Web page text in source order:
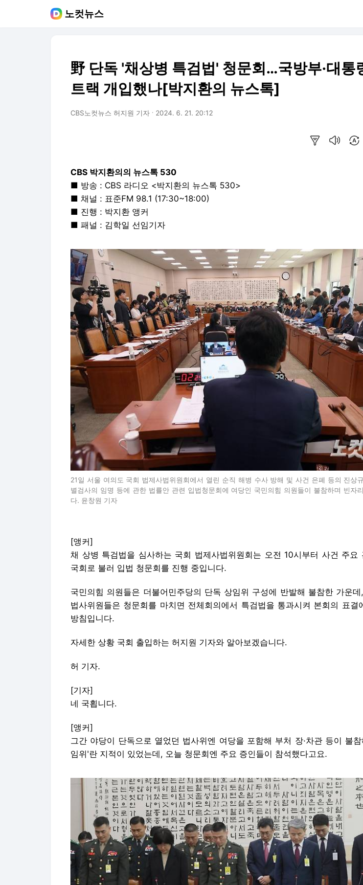
노컷뉴스
野 단독 '채상병 특검법' 청문회…국방부·대통
트랙 개입했나[박지환의 뉴스톡]
CBS노컷뉴스 허지원 기자 2024. 6. 21. 20:12
CBS 박지환의의 뉴스톡 530
■ 방송 : CBS 라디오 <박지환의 뉴스톡 530>
■ 채널 : 표준FM 98.1 (17:30~18:00)
■ 진행 : 박지환 앵커
■ 패널 : 김학일 선임기자
21일 서울 여의도 국회 법제사법위원회에서 열린 순직 해병 수사 방해 및 사건 은폐 등의 진상
별검사의 임명 등에 관한 법률안 관련 입법청문회에 여당인 국민의힘 의원들이 불참하며 빈자
다. 윤창원 기자
[앵커]
채 상병 특검법을 심사하는 국회 법제사법위원회는 오전 10시부터 사건 주요
국회로 불러 입법 청문회를 진행 중입니다.
국민의힘 의원들은 더불어민주당의 단독 상임위 구성에 반발해 불참한 가운
법사위원들은 청문회를 마치면 전체회의에서 특검법을 통과시켜 본회의 표결
방침입니다.
자세한 상황 국회 출입하는 허지원 기자와 알아보겠습니다.
허 기자.
[기자]
네 국횝니다.
[앵커]
그간 야당이 단독으로 열었던 법사위엔 여당을 포함해 부처 장·차관 등이 불
임위'란 지적이 있었는데, 오늘 청문회엔 주요 증인들이 참석했다고요.